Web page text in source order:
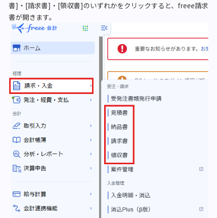
書]・[請求書]・[領収書]のいずれかをクリックすると、freee請求
書が開きます。